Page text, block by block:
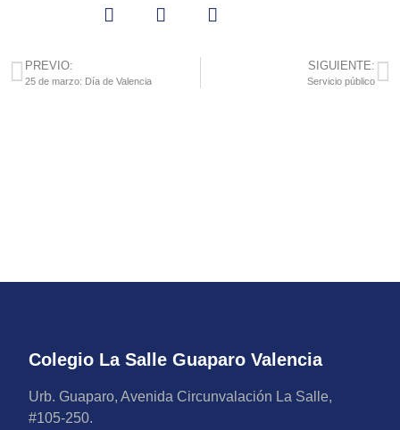
PREVIO:
25 de marzo: Día de Valencia
SIGUIENTE:
Servicio público
Colegio La Salle Guaparo Valencia
Urb. Guaparo, Avenida Circunvalación La Salle,
#105-250.